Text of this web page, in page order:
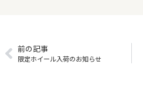
前の記事
限定ホイール入荷のお知らせ